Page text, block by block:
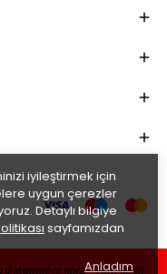
iyileştirmek için
uygun çerezler
Detaylı bilgiye
sayfamızdan
Anladım
- Tüm kredi